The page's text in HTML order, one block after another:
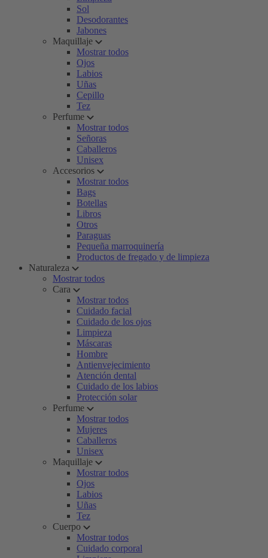
Sol
Desodorantes
Jabones
Maquillaje
Mostrar todos
Ojos
Labios
Uñas
Cepillo
Tez
Perfume
Mostrar todos
Señoras
Caballeros
Unisex
Accesorios
Mostrar todos
Bags
Botellas
Libros
Otros
Paraguas
Pequeña marroquinería
Productos de fregado y de limpieza
Naturaleza
Mostrar todos
Cara
Mostrar todos
Cuidado facial
Cuidado de los ojos
Limpieza
Máscaras
Hombre
Antienvejecimiento
Atención dental
Cuidado de los labios
Protección solar
Perfume
Mostrar todos
Mujeres
Caballeros
Unisex
Maquillaje
Mostrar todos
Ojos
Labios
Uñas
Tez
Cuerpo
Mostrar todos
Cuidado corporal